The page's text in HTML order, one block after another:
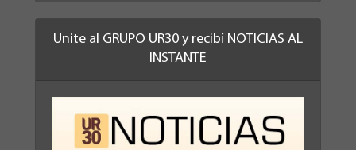
Unite al GRUPO UR30 y recibí NOTICIAS AL
INSTANTE